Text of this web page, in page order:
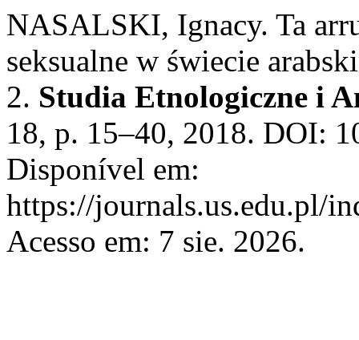
NASALSKI, Ignacy. Ta
seksualne w świecie
2. Studia Etnologiczne i
18, p. 15–40, 2018. DOI:
Disponível em:
https://journals.us.edu.pl/
Acesso em: 7 sie. 2026.